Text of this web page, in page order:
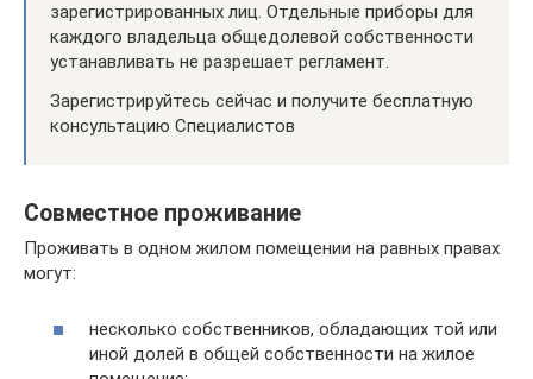
зарегистрированных лиц. Отдельные приборы для
каждого владельца общедолевой собственности
устанавливать не разрешает регламент.
Зарегистрируйтесь сейчас и получите бесплатную
консультацию Специалистов
Совместное проживание
Проживать в одном жилом помещении на равных правах
могут:
несколько собственников, обладающих той или
иной долей в общей собственности на жилое